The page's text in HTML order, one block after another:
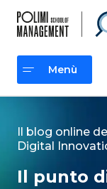
contenuto
Menù
Menù
Il blog online
Digital
Il punto